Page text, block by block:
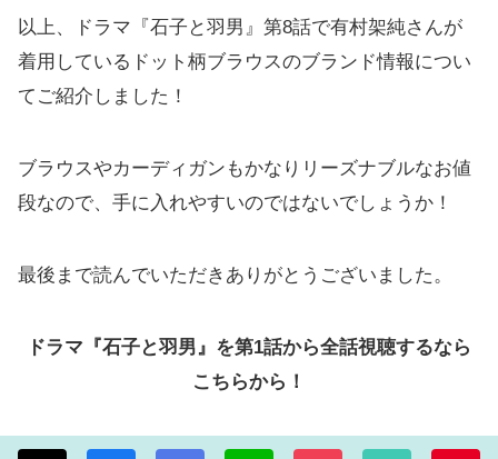
以上、ドラマ『石子と羽男』第8話で有村架純さんが
着用しているドット柄ブラウスのブランド情報につい
てご紹介しました！
ブラウスやカーディガンもかなりリーズナブルなお値
段なので、手に入れやすいのではないでしょうか！
最後まで読んでいただきありがとうございました。
ドラマ『石子と羽男』を第1話から全話視聴するなら
こちらから！